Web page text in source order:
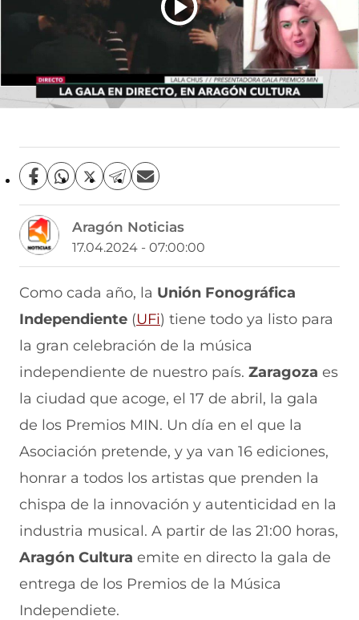
Aragón Noticias
17.04.2024 - 07:00:00
C
m
p
a
r
i
e
F
a
c
e
o
k
(
s
e
b
e
e
n
u
C
i
p
r
W
h
a
s
p
p
(
s
a
b
r
e
e
n
C
p
a
i
p
r
X
(
s
a
r
e
e
n
n
n
u
e
v
C
p
a
i
p
r
T
e
l
g
a
m
(
s
a
r
e
e
C
p
a
i
p
r
E
m
a
l
s
e
a
b
e
n
u
n
Como cada año, la Unión Fonográfica
Independiente (UFi) tiene todo ya listo para
la gran celebración de la música
independiente de nuestro país. Zaragoza es
la ciudad que acoge, el 17 de abril, la gala
de los Premios MIN. Un día en el que la
Asociación pretende, y ya van 16 ediciones,
honrar a todos los artistas que prenden la
chispa de la innovación y autenticidad en la
industria musical. A partir de las 21:00 horas,
Aragón Cultura emite en directo la gala de
entrega de los Premios de la Música
Independiete.